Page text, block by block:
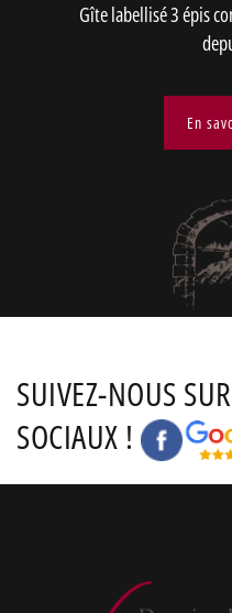
Gîte labellisé 3 épis
En
SUIVEZ-NOUS
SOCIAUX !